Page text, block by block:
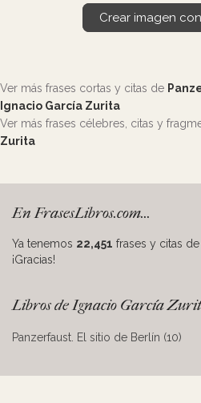
Crear imagen
Ver más frases cortas y citas de
Ignacio García Zurita
Ver más frases célebres, citas y
Zurita
En FrasesLibros.com...
Ya tenemos 22,451 frases y citas de
¡Gracias!
Libros de Ignacio García
Panzerfaust. El sitio de Berlín (10)